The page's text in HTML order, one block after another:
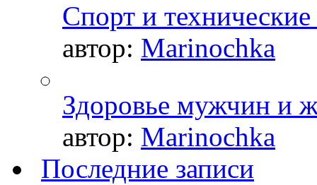
Спорт и
автор: Marinochka
Здоровье мужчин и
автор: Marinochka
Последние записи